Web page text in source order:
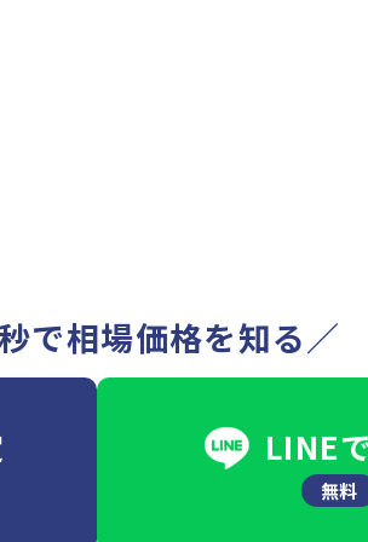
で相場価格を知る／
LINE
無料